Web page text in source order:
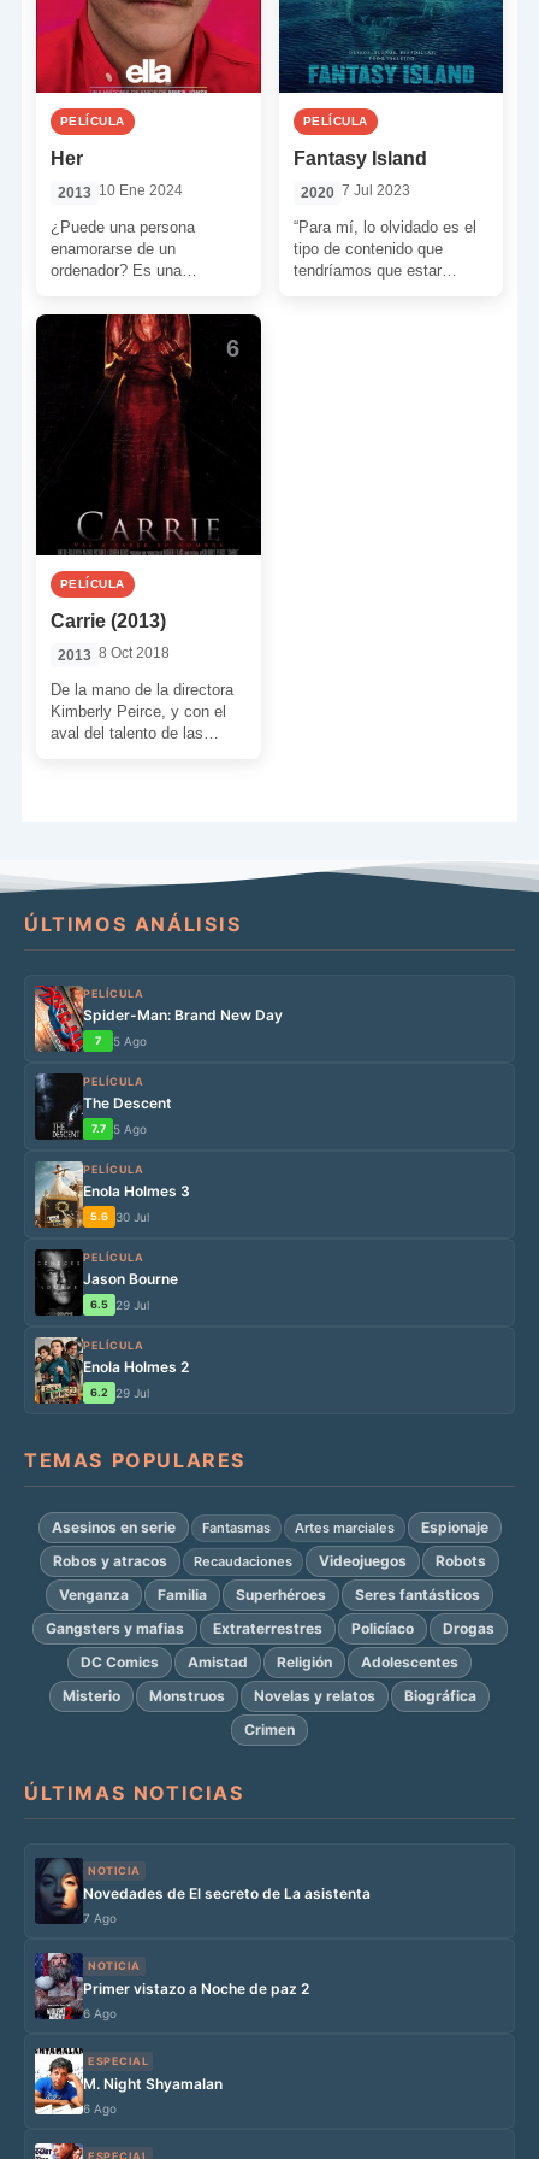
PELÍCULA
Her
2013 10 Ene 2024
¿Puede una persona
enamorarse de un
ordenador? Es una
absurda. Sin embargo,
Spike Jonze nos propone
con ‘Her’ un […]
PELÍCULA
Fantasy Island
2020 7 Jul 2023
“Para mí, lo olvidado es el
tipo de contenido que
tendríamos que estar
6
PELÍCULA
Carrie (2013)
2013 8 Oct 2018
De la mano de la directora
Kimberly Peirce, y con el
aval del talento de las
ÚLTIMOS ANÁLISIS
PELÍCULA
Spider-Man: Brand New Day
7 5 Ago
PELÍCULA
The Descent
7.7 5 Ago
PELÍCULA
Enola Holmes 3
5.6 30 Jul
PELÍCULA
Jason Bourne
6.5 29 Jul
PELÍCULA
Enola Holmes 2
6.2 29 Jul
TEMAS POPULARES
Asesinos en serie Fantasmas Artes marciales
Espionaje
Robos y atracos
Recaudaciones Videojuegos
Robots
Venganza
Familia Superhéroes
Seres fantásticos
Gangsters y mafias
Extraterrestres Policíaco
Drogas
DC Comics
Amistad Religión
Adolescentes
Misterio
Monstruos Novelas y relatos
Biográfica
Crimen
ÚLTIMAS NOTICIAS
NOTICIA
Novedades de El secreto de La asistenta
7 Ago
NOTICIA
Primer vistazo a Noche de paz 2
6 Ago
ESPECIAL
M. Night Shyamalan
6 Ago
ESPECIAL